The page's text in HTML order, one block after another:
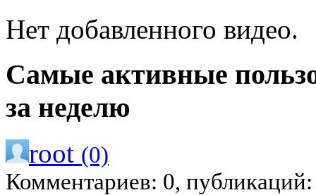
Нет добавленного видео.
Самые активные
за неделю
root (0)
Комментариев: 0,